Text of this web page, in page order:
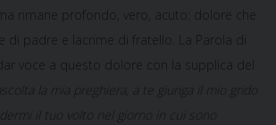
rimane profondo, vero, acuto: dolore che
di padre e lacrime di fratello. La Parola di
voce a questo dolore con la supplica del
il tuo volto nel giorno in cui sono